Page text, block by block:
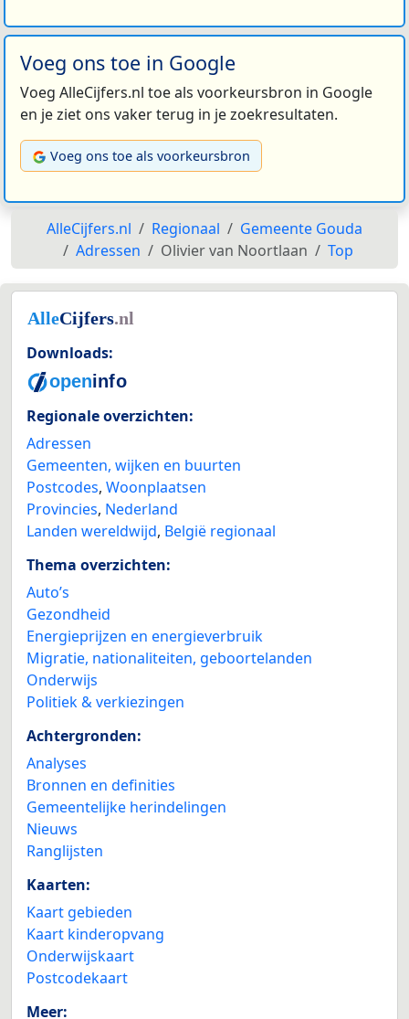
Voeg ons toe in Google
Voeg AlleCijfers.nl toe als voorkeursbron in Google
en je ziet ons vaker terug in je zoekresultaten.
Voeg ons toe als voorkeursbron
AlleCijfers.nl Regionaal
Gemeente Gouda
Adressen
Olivier van Noortlaan Top
Downloads:
Regionale overzichten:
Adressen
Gemeenten, wijken en buurten
Postcodes, Woonplaatsen
Provincies, Nederland
Landen wereldwijd, België regionaal
Thema overzichten:
Auto’s
Gezondheid
Energieprijzen en energieverbruik
Migratie, nationaliteiten, geboortelanden
Onderwijs
Politiek & verkiezingen
Achtergronden:
Analyses
Bronnen en definities
Gemeentelijke herindelingen
Nieuws
Ranglijsten
Kaarten:
Kaart gebieden
Kaart kinderopvang
Onderwijskaart
Postcodekaart
Meer: